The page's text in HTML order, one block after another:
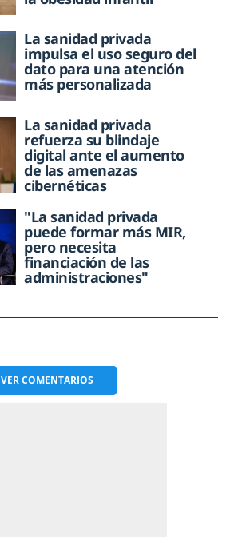
La sanidad privada
impulsa el uso seguro del
dato para una atención
más personalizada
La sanidad privada
refuerza su blindaje
digital ante el aumento
de las amenazas
cibernéticas
"La sanidad privada
puede formar más MIR,
pero necesita
financiación de las
administraciones"
VERCOMENTARIOS